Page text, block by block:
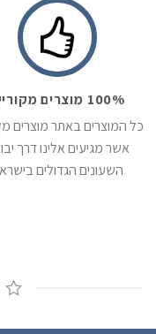
100% מוצרים מקוריים
כל המוצרים באתר מוצרים
אשר מגיעים אלינו דרך
השעונים הגדולים